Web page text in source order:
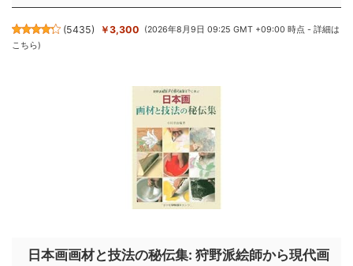
(5435) ￥3,300 (2026年8月9日 09:25 GMT +09:00 時点 -詳細は
こちら)
日本画画材と技法の秘伝集: 狩野派絵師から現代画